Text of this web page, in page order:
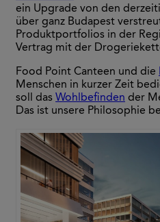
ein Upgrade von den
über ganz Budapest
Produktportfolios in der
Vertrag mit der
Food Point Canteen und die
Menschen in kurzer Zeit
soll das Wohlbefinden der
Das ist unsere Philosophie